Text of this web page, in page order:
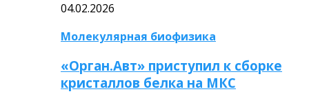
04.02.2026
Молекулярная биофизика
«Орган.Авт» приступил к сборке
кристаллов белка на МКС